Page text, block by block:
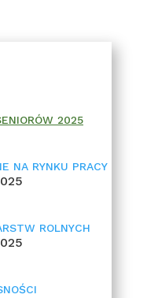
2025
NA RYNKU PRACY
ROLNYCH